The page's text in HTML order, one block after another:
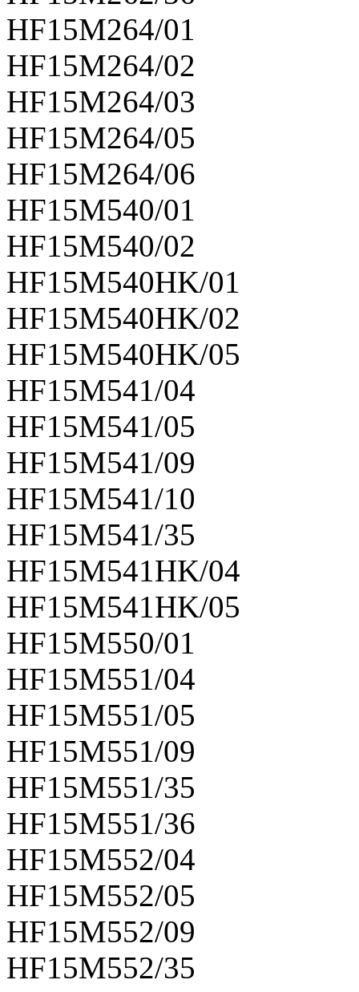
HF15M264/01
HF15M264/02
HF15M264/03
HF15M264/05
HF15M264/06
HF15M540/01
HF15M540/02
HF15M540HK/01
HF15M540HK/02
HF15M540HK/05
HF15M541/04
HF15M541/05
HF15M541/09
HF15M541/10
HF15M541/35
HF15M541HK/04
HF15M541HK/05
HF15M550/01
HF15M551/04
HF15M551/05
HF15M551/09
HF15M551/35
HF15M551/36
HF15M552/04
HF15M552/05
HF15M552/09
HF15M552/35